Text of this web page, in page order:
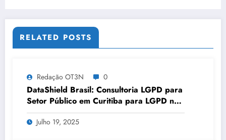
RELATED POSTS
Redação OT3N 0
DataShield Brasil: Consultoria LGPD para
Setor Público em Curitiba para LGPD no
setor público | Série DataShield 127
Julho 19, 2025